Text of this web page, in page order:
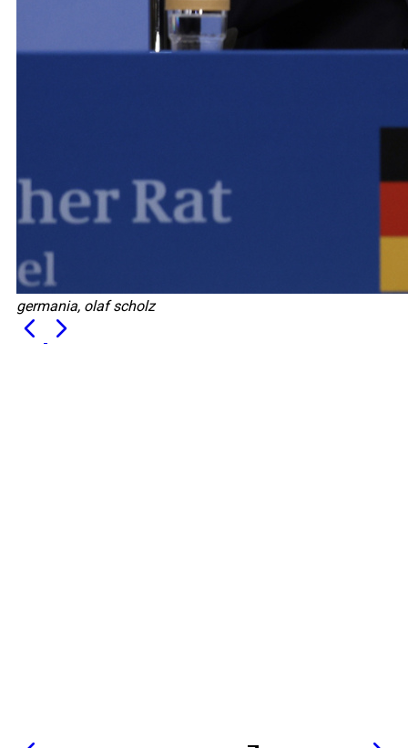
germania, olaf scholz